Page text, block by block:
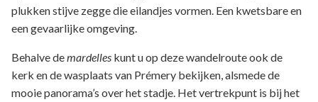
plukken stijve zegge die eilandjes vormen. Een kwetsbare en
een gevaarlijke omgeving.
Behalve demardelles kunt u op deze wandelroute ook de
kerk en de wasplaats van Prémery bekijken, alsmede de
mooie panorama’s over het stadje. Het vertrekpunt is bij het